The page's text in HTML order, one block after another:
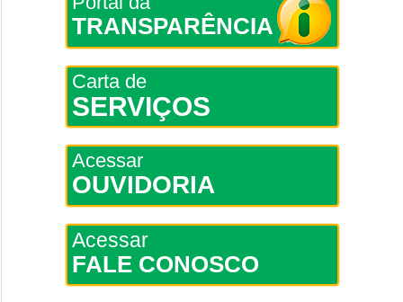
TRANSPARÊNCIA
Carta de
SERVIÇOS
Acessar
OUVIDORIA
Acessar
FALE CONOSCO